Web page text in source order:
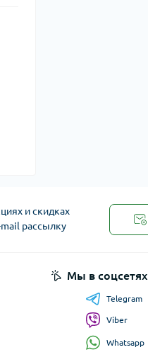
и скидках
рассылку
Мы в соцсетях
Telegram
Viber
Whatsapp